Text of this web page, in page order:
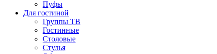
Пуфы
Для гостиной
Группы ТВ
Гостинные
Столовые
Стулья